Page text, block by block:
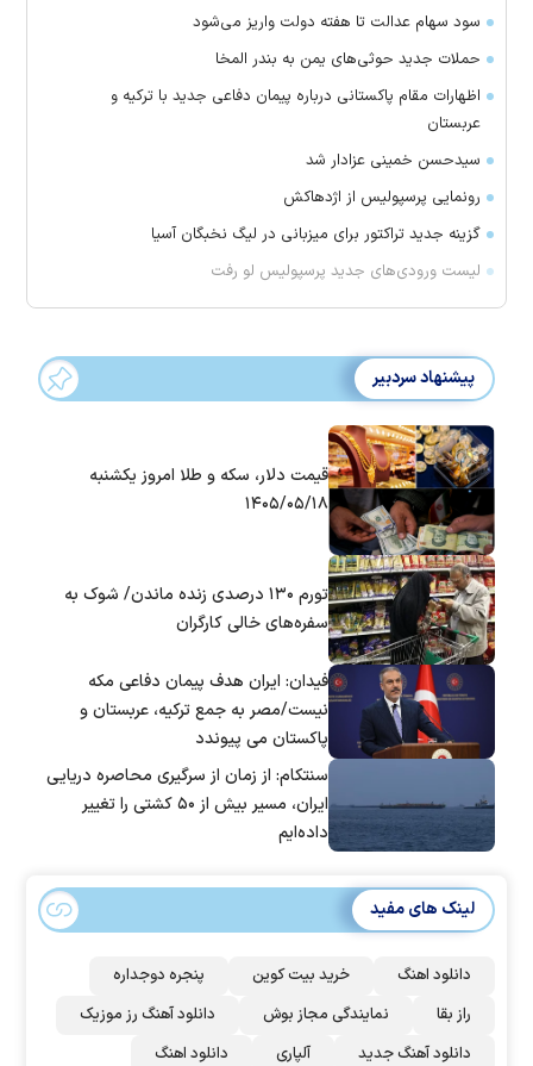
سود سهام عدالت تا هفته دولت واریز می‌شود
حملات جدید حوثی‌های یمن به بندر المخا
اظهارات مقام پاکستانی درباره پیمان دفاعی جدید با ترکیه و
عربستان
سیدحسن خمینی عزادار شد
رونمایی پرسپولیس از اژدهاکش
گزینه جدید تراکتور برای میزبانی در لیگ نخبگان آسیا
لیست ورودی‌های جدید پرسپولیس لو رفت
پیشنهاد سردبیر
قیمت دلار، سکه و طلا امروز یکشنبه
۱۴۰۵/۰۵/۱۸
تورم ۱۳۰ درصدی زنده ماندن/ شوک به
سفره‌های خالی کارگران
فیدان: ایران هدف پیمان دفاعی مکه
نیست/مصر به جمع ترکیه، عربستان و
پاکستان می پیوندد
سنتکام: از زمان از سرگیری محاصره دریایی
ایران، مسیر بیش از ۵۰ کشتی را تغییر
داده‌ایم
لینک های مفید
دانلود اهنگ خرید بیت کوین
پنجره دوجداره
راز بقا
نمایندگی مجاز بوش
دانلود آهنگ رز‌ موزیک
دانلود آهنگ جدید
آلپاری دانلود اهنگ